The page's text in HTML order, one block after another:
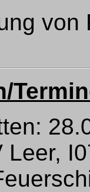
von
Leer,